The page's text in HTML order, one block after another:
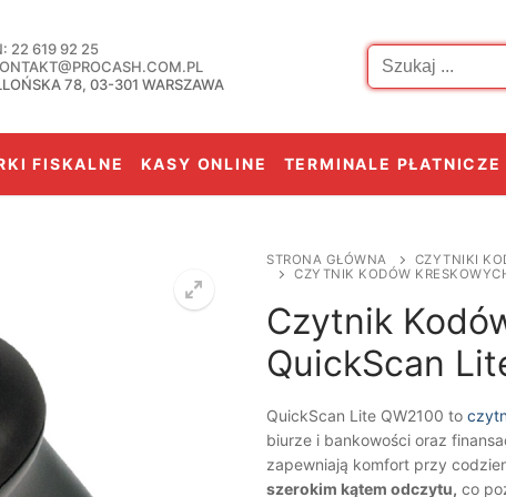
22 619 92 25
78, 03-301 WARSZAWA
Szukaj:
FISKALNE KASY ONLINE TERMINALE PŁATNICZE
STRONA GŁÓWNA CZYTNIKI
CZYTNIK KODÓW
Czytnik
QuickScan
QuickScan Lite QW2100 to
biurze i bankowości oraz
zapewniają komfort przy
szerokim kątem odczytu, co